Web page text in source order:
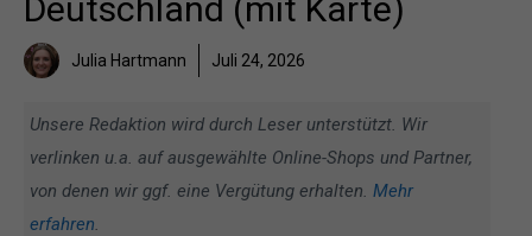
Deutschland (mit Karte)
Julia Hartmann Juli 24, 2026
Unsere Redaktion wird durch Leser unterstützt. Wir
verlinken u.a. auf ausgewählte Online-Shops und Partner,
von denen wir ggf. eine Vergütung erhalten. Mehr
erfahren.